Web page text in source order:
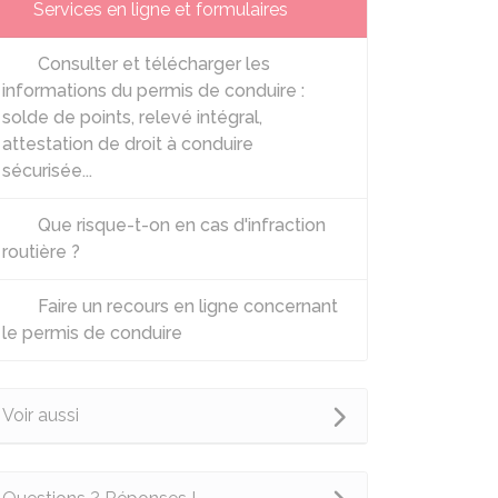
Services en ligne et formulaires
Consulter et télécharger les
informations du permis de conduire :
solde de points, relevé intégral,
attestation de droit à conduire
sécurisée...
Que risque-t-on en cas d'infraction
routière ?
Faire un recours en ligne concernant
le permis de conduire
Voir aussi